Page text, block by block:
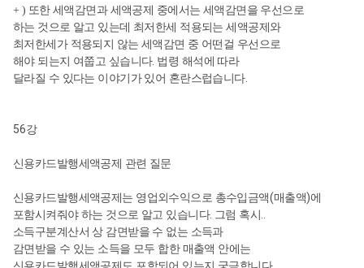
+ ) 또한 세액감면과 세액공제 중에서는 세액감면을 우선으로
하는 것으로 알고 있는데 최저한세 적용되는 세액공제와
최저한세가 적용되지 않는 세액감면 중 어떤걸 우선으로
해야 되는지 여쭙고 싶습니다. 법령 해석에 따라
달라질 수 있다는 이야기가 있어 혼란스럽습니다.
56강
신용카드발행세액공제 관련 질문
신용카드발행세액공제는 영업외수익으로 총수입금액(매출액)에
포함시켜줘야 하는 것으로 알고 있습니다. 그럼 혹시
소득구분계산서 상 감면받을 수 없는 소득과
감면받을 수 있는 소득을 모두 합한 매출액 안에는
.